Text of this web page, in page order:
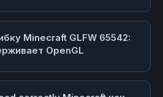
Minecraft GLFW 65542:
OpenGL